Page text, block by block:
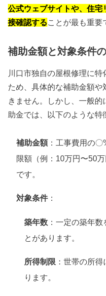
公式ウェブサイトや、住
接確認することが最も重要
補助金額と対象条件
川口市独自の屋根修理に
ため、具体的な補助金額
きません。しかし、一般
助金では、以下のような特
補助金額：工事費用の〇
限額（例：10万円〜50
です。
対象条件：
築年数 ：一定の築年
とがあります。
所得制限 ：世帯の所
ります。